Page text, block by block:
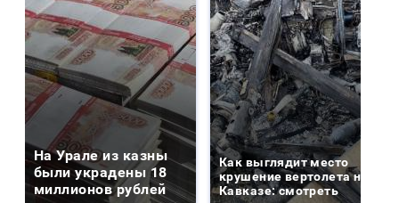
На Урале из казны
были украдены 18
миллионов рублей
Как выглядит место
крушение вертолета на
Кавказе: смотреть